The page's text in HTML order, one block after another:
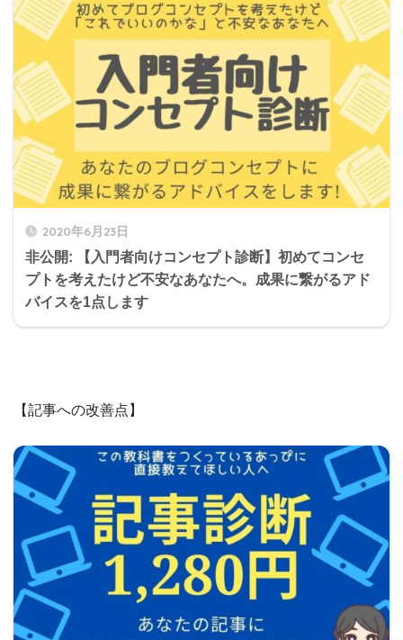
2020年6月23日
非公開: 【入門者向けコンセプト診断】初めてコンセ
プトを考えたけど不安なあなたへ。成果に繋がるアド
バイスを1点します
【記事への改善点】